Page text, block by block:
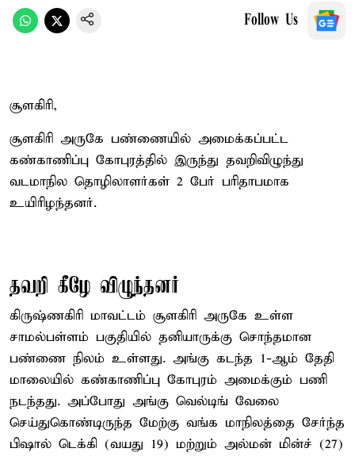
Follow Us
சூளகிரி,
சூளகிரி அருகே பண்ணையில் அமைக்கப்பட்ட
கண்காணிப்பு கோபுரத்தில் இருந்து தவறிவிழுந்து
வடமாநில தொழிலாளர்கள் 2 பேர் பரிதாபமாக
உயிரிழந்தனர்.
தவறி கீழே விழுந்தனர்
கிருஷ்ணகிரி மாவட்டம் சூளகிரி அருகே உள்ள
சாமல்பள்ளம் பகுதியில் தனியாருக்கு சொந்தமான
பண்ணை நிலம் உள்ளது. அங்கு கடந்த 1-ஆம் தேதி
மாலையில் கண்காணிப்பு கோபுரம் அமைக்கும் பணி
நடந்தது. அப்போது அங்கு வெல்டிங் வேலை
செய்துகொண்டிருந்த மேற்கு வங்க மாநிலத்தை சேர்ந்த
பிஷால் டெக்கி (வயது 19) மற்றும் அல்மன் மின்ச் (27)